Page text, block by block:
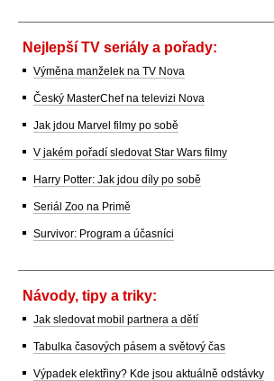
Nejlepší TV seriály a pořady:
Výměna manželek na TV Nova
Český MasterChef na televizi Nova
Jak jdou Marvel filmy po sobě
V jakém pořadí sledovat Star Wars filmy
Harry Potter: Jak jdou díly po sobě
Seriál Zoo na Primě
Survivor: Program a účasníci
Návody, tipy a triky:
Jak sledovat mobil partnera a dětí
Tabulka časových pásem a světový čas
Výpadek elektřiny? Kde jsou aktuálně odstávky